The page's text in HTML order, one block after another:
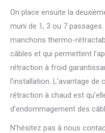
On place ensuite la
muni de 1, 3 ou 7
manchons thermo-
câbles et qui permettent
rétraction à froid
l’installation. L’avantage
rétraction à chaud est
d’endommagement des
N’hésitez pas à nous